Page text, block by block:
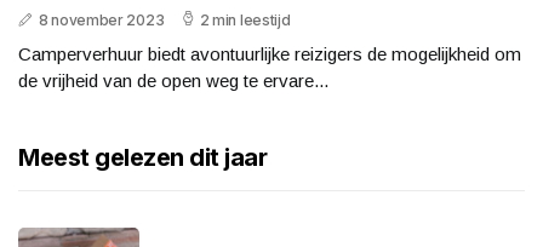
8 november 2023 2 min leestijd
Camperverhuur biedt avontuurlijke reizigers de mogelijkheid om
de vrijheid van de open weg te ervare...
Meest gelezen dit jaar